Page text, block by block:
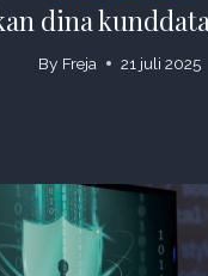
dina
By Freja 21 juli 2025